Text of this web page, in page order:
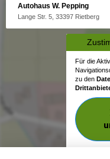
Autohaus W. Pepping
Lange Str. 5, 33397 Rietberg
Für die
zu den